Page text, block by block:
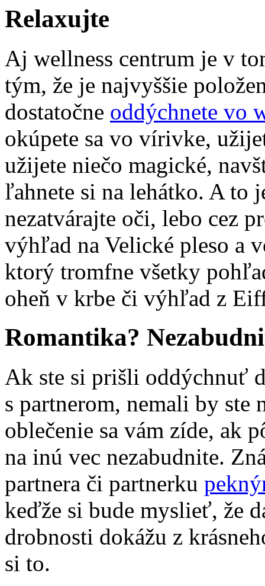
Relaxujte
Aj wellness centrum je v
tým, že je najvyššie
dostatočne oddýchnete vo
okúpete sa vo vírivke,
užijete niečo magické,
ľahnete si na lehátko. A to
nezatvárajte oči, lebo cez
výhľad na Velické pleso a
ktorý tromfne všetky
oheň v krbe či výhľad z
Romantika?
Ak ste si prišli oddýchnuť
s partnerom, nemali by ste
oblečenie sa vám zíde, ak
na inú vec nezabudnite.
partnera či partnerku
keďže si bude myslieť, že
drobnosti dokážu z
si to.